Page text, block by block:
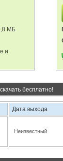
МБ
и
скачать бесплатно!
Дата выхода
Неизвестный